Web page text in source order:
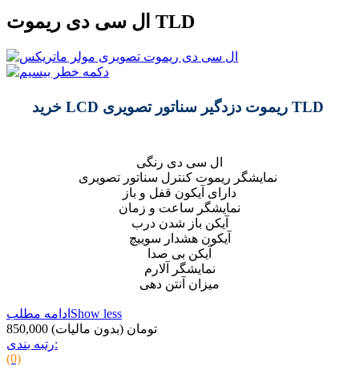
ال سی دی ریموت TLD
خرید LCD ریموت دزدگیر سناتور تصویری TLD
ال سی دی رنگی
دارای آیکون قفل و باز
نمایشگر ساعت و زمان
آیکن باز شدن درب
آیکون هشدار سوییچ
آیکن بی صدا
نمایشگر آلارم
میزان آنتن دهی
ادامه مطلب Show less
850,000 تومان (بدون مالیات)
رتبه بندی:
(0)